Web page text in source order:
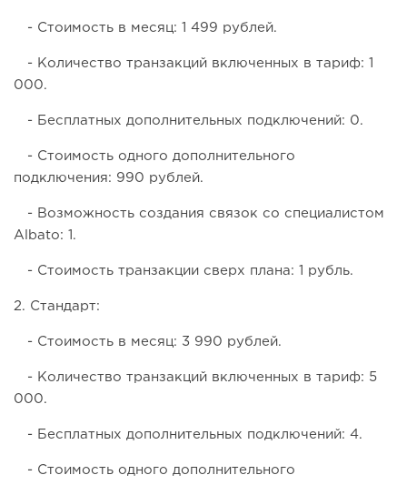
- Стоимость в месяц: 1 499 рублей.
- Количество транзакций включенных в тариф: 1
000.
- Бесплатных дополнительных подключений: 0.
- Стоимость одного дополнительного
подключения: 990 рублей.
- Возможность создания связок со специалистом
Albato: 1.
- Стоимость транзакции сверх плана: 1 рубль.
2. Стандарт:
- Стоимость в месяц: 3 990 рублей.
- Количество транзакций включенных в тариф: 5
000.
- Бесплатных дополнительных подключений: 4.
- Стоимость одного дополнительного